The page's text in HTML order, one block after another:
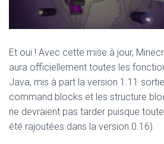
Et oui ! Avec cette mise à jour,
aura officiellement toutes les
Java, mis à part la version 1.11 sortie
command blocks et les structure
ne devraient pas tarder puisque
été rajoutées dans la version 0.16).